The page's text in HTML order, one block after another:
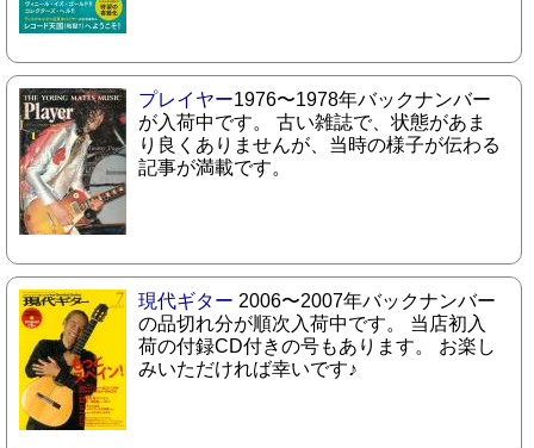
プレイヤー1976〜1978年バックナンバー
が入荷中です。 古い雑誌で、状態があま
り良くありませんが、当時の様子が伝わる
記事が満載です。
現代ギター 2006〜2007年バックナンバー
の品切れ分が順次入荷中です。 当店初入
荷の付録CD付きの号もあります。 お楽し
みいただければ幸いです♪